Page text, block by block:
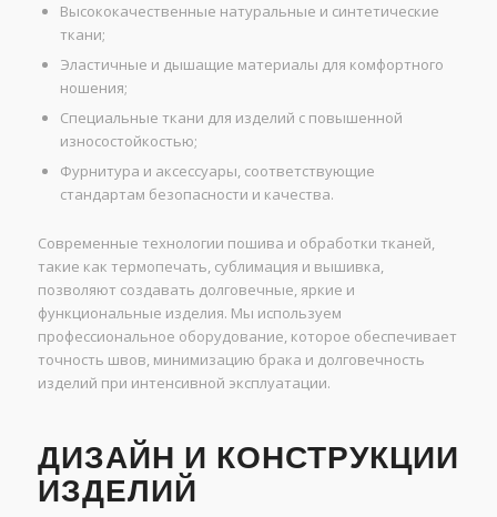
Высококачественные натуральные и синтетические
ткани;
Эластичные и дышащие материалы для комфортного
ношения;
Специальные ткани для изделий с повышенной
износостойкостью;
Фурнитура и аксессуары, соответствующие
стандартам безопасности и качества.
Современные технологии пошива и обработки тканей,
такие как термопечать, сублимация и вышивка,
позволяют создавать долговечные, яркие и
функциональные изделия. Мы используем
профессиональное оборудование, которое обеспечивает
точность швов, минимизацию брака и долговечность
изделий при интенсивной эксплуатации.
ДИЗАЙН И КОНСТРУКЦИИ
ИЗДЕЛИЙ